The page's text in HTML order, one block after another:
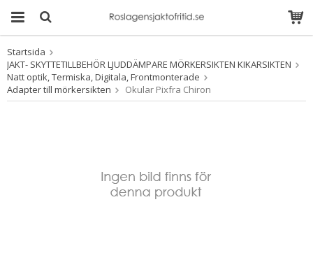
Produkten har blivit
tillagd i varukorgen
Startsida
JAKT- SKYTTETILLBEHÖR LJUDDÄMPARE MÖRKERSIKTEN KIKARSIKTEN
Natt optik, Termiska, Digitala, Frontmonterade
Adapter till mörkersikten
Okular Pixfra Chiron